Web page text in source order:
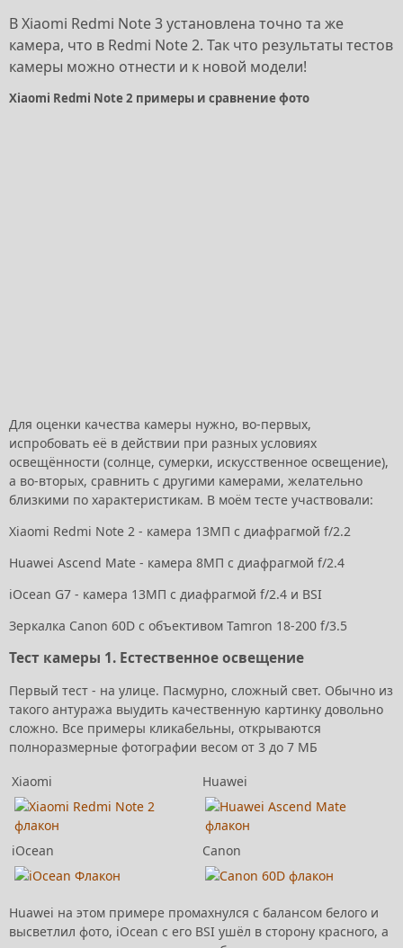
В Xiaomi Redmi Note 3 установлена точно та же
камера, что в Redmi Note 2. Так что результаты тестов
камеры можно отнести и к новой модели!
Xiaomi Redmi Note 2 примеры и сравнение фото
Для оценки качества камеры нужно, во-первых,
испробовать её в действии при разных условиях
освещённости (солнце, сумерки, искусственное освещение),
а во-вторых, сравнить с другими камерами, желательно
близкими по характеристикам. В моём тесте участвовали:
Xiaomi Redmi Note 2 - камера 13МП с диафрагмой f/2.2
Huawei Ascend Mate - камера 8МП с диафрагмой f/2.4
iOcean G7 - камера 13МП с диафрагмой f/2.4 и BSI
Зеркалка Canon 60D с объективом Tamron 18-200 f/3.5
Тест камеры 1. Естественное освещение
Первый тест - на улице. Пасмурно, сложный свет. Обычно из
такого антуража выудить качественную картинку довольно
сложно. Все примеры кликабельны, открываются
полноразмерные фотографии весом от 3 до 7 МБ
Xiaomi
Huawei
iOcean Canon
Huawei на этом примере промахнулся с балансом белого и
высветлил фото, iOcean с его BSI ушёл в сторону красного, а